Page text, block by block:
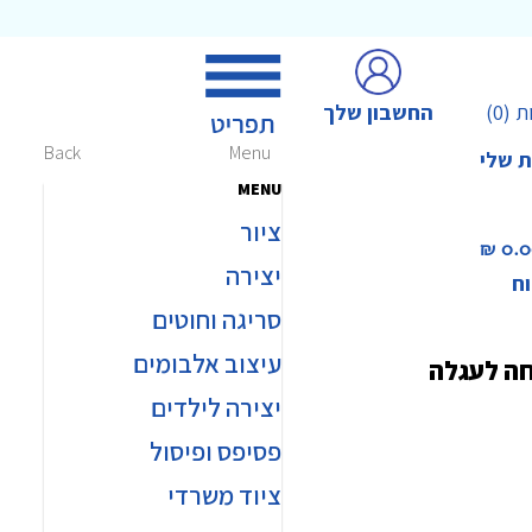
Menu
Back
MENU
ציור
יצירה
סריגה וחוטים
עיצוב אלבומים
יצירה לילדים
פסיפס ופיסול
ציוד משרדי
החשבון שלך (0)
שלי
לעגלה